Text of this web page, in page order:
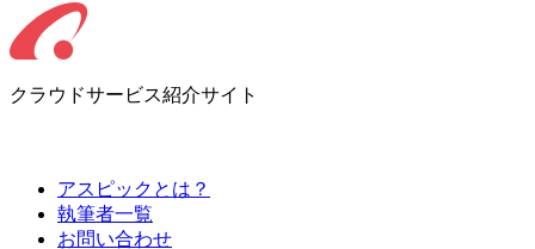
クラウドサービス紹介サイト
アスピックとは？
執筆者一覧
お問い合わせ